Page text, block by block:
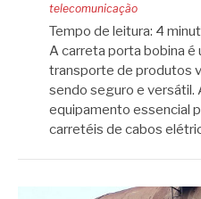
telecomunicação
Tempo de leitura: 4
A carreta porta bobina
transporte de produtos
sendo seguro e versátil.
equipamento essencial
carretéis de cabos